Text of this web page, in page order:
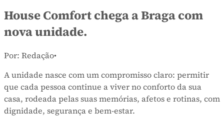
House Comfort chega a Braga com
nova unidade.
Por: Redação•
A unidade nasce com um compromisso claro: permitir
que cada pessoa continue a viver no conforto da sua
casa, rodeada pelas suas memórias, afetos e rotinas, com
dignidade, segurança e bem-estar.